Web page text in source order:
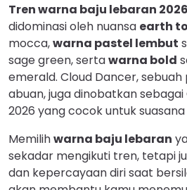
Tren warna baju lebaran 2026
didominasi oleh nuansa earth
mocca,warna pastel lembut
sage green, sertawarna bold
emerald. Cloud Dancer,
abuan, juga dinobatkan
2026 yang cocok untuk
Memilihwarna baju lebaran
sekadar mengikuti tren, tetapi
dan kepercayaan diri saat